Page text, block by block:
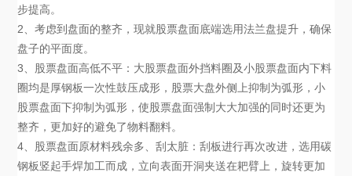
步提高。
2、考虑到盘面的整齐，现就股票盘面底端选用法兰盘提升，确保
盘子的平面度。
3、股票盘面高低不平：大股票盘面外挡料圈及小股票盘面内下料
圈均是厚钢板一次性鼓压成形，股票大盘外侧上抑制为弧形，小
股票盘面下抑制为弧形，使股票盘面强制大大加强的同时还更为
整齐，更加好的避免了物料翻料。
4、股票盘面原材料残余多、刮太脏：刮板进行再次改进，选用碳
钢板竖起手焊加工而成，立向表面开洞夹送在耙臂上，旋转更加